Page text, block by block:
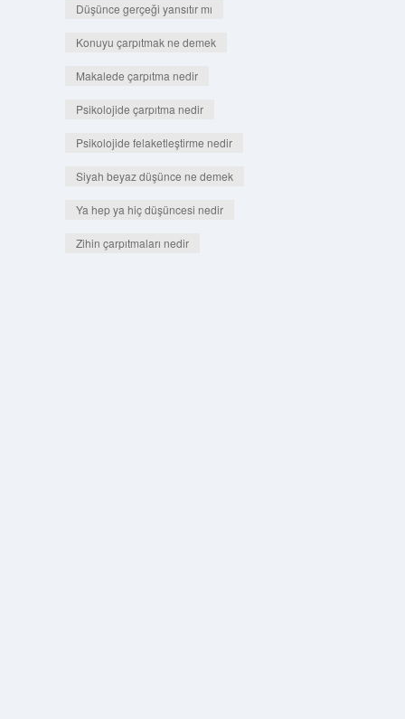
Düşünce gerçeği yansıtır mı
Konuyu çarpıtmak ne demek
Makalede çarpıtma nedir
Psikolojide çarpıtma nedir
Psikolojide felaketleştirme nedir
Siyah beyaz düşünce ne demek
Ya hep ya hiç düşüncesi nedir
Zihin çarpıtmaları nedir